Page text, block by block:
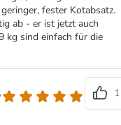
fester Kotabsatz.
ab - er ist jetzt auch
kg sind einfach für die
1